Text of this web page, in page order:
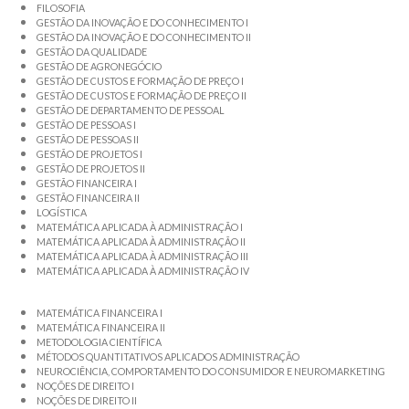
FILOSOFIA
GESTÃO DA INOVAÇÃO E DO CONHECIMENTO I
GESTÃO DA INOVAÇÃO E DO CONHECIMENTO II
GESTÃO DA QUALIDADE
GESTÃO DE AGRONEGÓCIO
GESTÃO DE CUSTOS E FORMAÇÃO DE PREÇO I
GESTÃO DE CUSTOS E FORMAÇÃO DE PREÇO II
GESTÃO DE DEPARTAMENTO DE PESSOAL
GESTÃO DE PESSOAS I
GESTÃO DE PESSOAS II
GESTÃO DE PROJETOS I
GESTÃO DE PROJETOS II
GESTÃO FINANCEIRA I
GESTÃO FINANCEIRA II
LOGÍSTICA
MATEMÁTICA APLICADA À ADMINISTRAÇÃO I
MATEMÁTICA APLICADA À ADMINISTRAÇÃO II
MATEMÁTICA APLICADA À ADMINISTRAÇÃO III
MATEMÁTICA APLICADA À ADMINISTRAÇÃO IV
MATEMÁTICA FINANCEIRA I
MATEMÁTICA FINANCEIRA II
METODOLOGIA CIENTÍFICA
MÉTODOS QUANTITATIVOS APLICADOS ADMINISTRAÇÃO
NEUROCIÊNCIA, COMPORTAMENTO DO CONSUMIDOR E NEUROMARKETING
NOÇÕES DE DIREITO I
NOÇÕES DE DIREITO II